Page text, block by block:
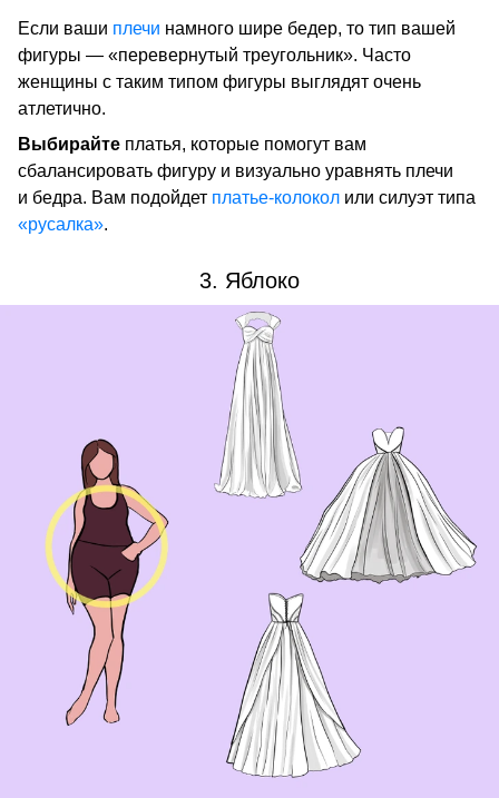
Если ваши плечи намного шире бедер, то тип вашей
фигуры — «перевернутый треугольник». Часто
женщины с таким типом фигуры выглядят очень
атлетично.
Выбирайте платья, которые помогут вам
сбалансировать фигуру и визуально уравнять плечи
и бедра. Вам подойдет платье-колокол или силуэт типа
«русалка».
3. Яблоко